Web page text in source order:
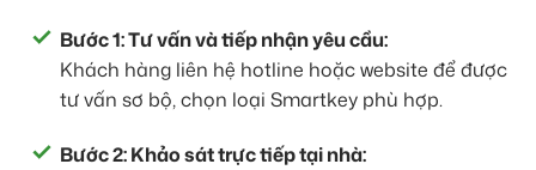
Bước 1: Tư vấn và tiếp nhận yêu cầu:
Khách hàng liên hệ hotline hoặc website để được
tư vấn sơ bộ, chọn loại Smartkey phù hợp.
Bước 2: Khảo sát trực tiếp tại nhà: